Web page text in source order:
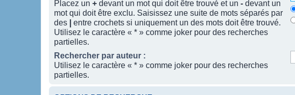
Placez un + devant un mot qui doit être trouvé et un - devant un
mot qui doit être exclu. Saisissez une suite de mots séparés par
des
entre crochets si uniquement un des mots doit être trouvé.
Utilisez le caractère « * » comme joker pour des recherches
partielles.
Rechercher par auteur :
Utilisez le caractère « * » comme joker pour des recherches
partielles.